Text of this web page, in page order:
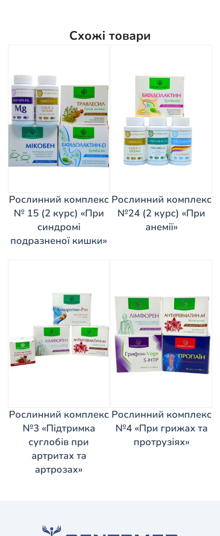
Схожі товари
Рослинний комплекс
№ 15 (2 курс) «При
синдромі
подразненої кишки»
Рослинний комплекс
№24 (2 курс) «При
анемії»
Рослинний комплекс
№3 «Підтримка
суглобів при
артритах та
артрозах»
Рослинний комплекс
№4 «При грижах та
протрузіях»